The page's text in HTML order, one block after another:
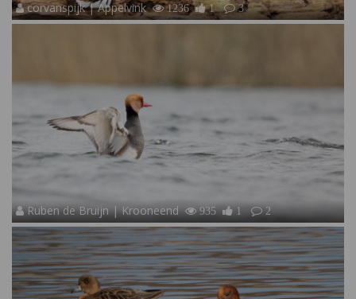
corvanspijk | Appelvink 1236 1 3
Ruben de Bruijn | Krooneend 935 1 2